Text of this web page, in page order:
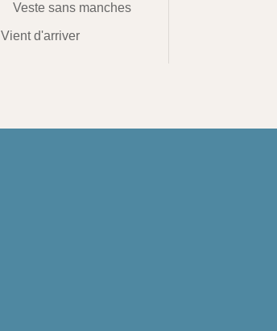
Veste sans manches
Vient d'arriver